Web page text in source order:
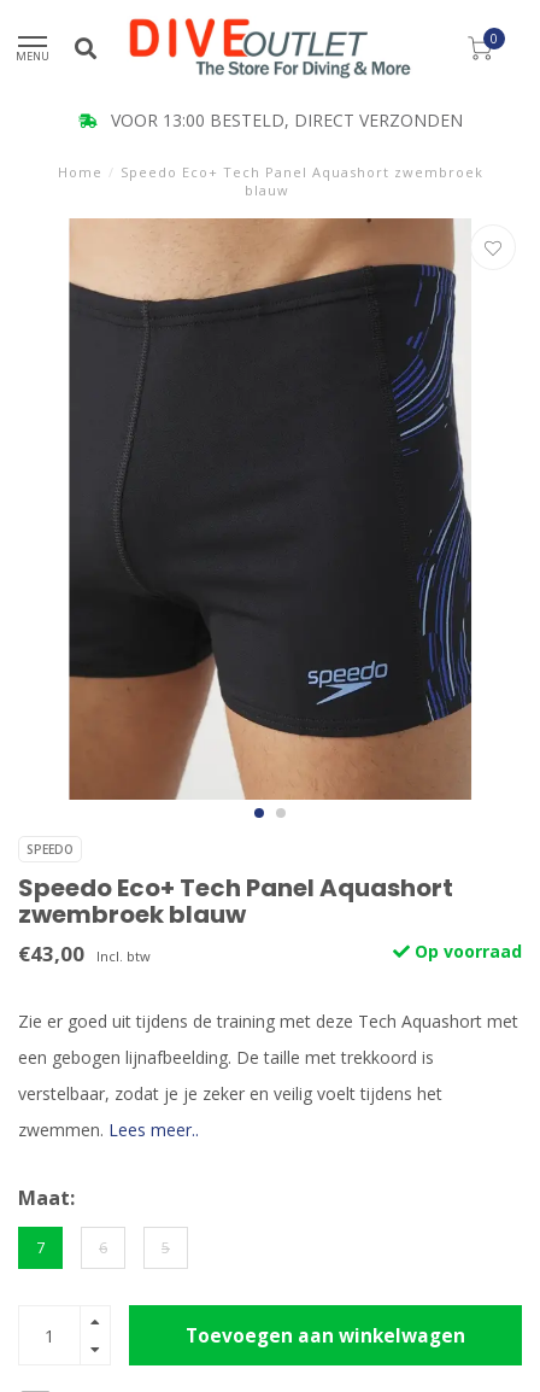
MENU
0
VOOR 13:00 BESTELD, DIRECT VERZONDEN
Home / Speedo Eco+ Tech Panel Aquashort zwembroek
blauw
SPEEDO
Speedo Eco+ Tech Panel Aquashort
zwembroek blauw
€43,00 Incl. btw Op voorraad
Zie er goed uit tijdens de training met deze Tech Aquashort met
een gebogen lijnafbeelding. De taille met trekkoord is
verstelbaar, zodat je je zeker en veilig voelt tijdens het
zwemmen. Lees meer..
Maat:
7 6 5
Toevoegen aan winkelwagen